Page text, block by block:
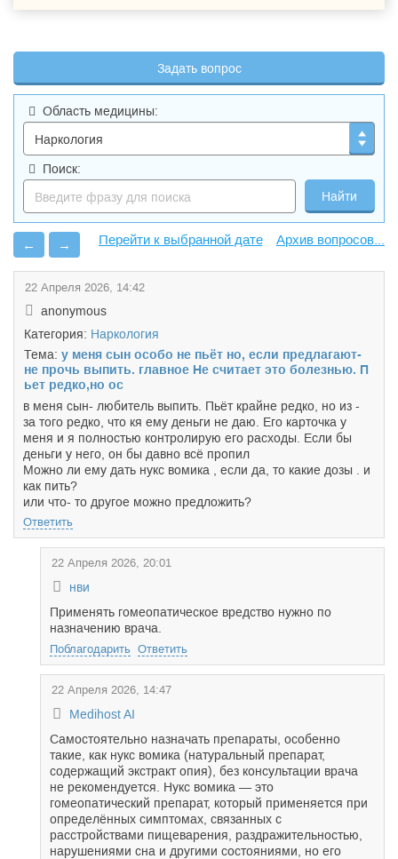
Задать вопрос
Область медицины:
Поиск:
← → Архив вопросов...
22 Апреля 2026, 14:42
anonymous
Категория: Наркология
Тема: у меня сын особо не пьёт но, если предлагают-
не прочь выпить. главное Не считает это болезнью. П
ьет редко,но ос
в меня сын- любитель выпить. Пьёт крайне редко, но из -
за того редко, что кя ему деньги не даю. Его карточка у
меня и я полностью контролирую его расходы. Если бы
деньги у него, он бы давно всё пропил
Можно ли ему дать нукс вомика , если да, то какие дозы . и
как пить?
или что- то другое можно предложить?
Ответить
22 Апреля 2026, 20:01
нви
Применять гомеопатическое вредство нужно по
назначению врача.
Поблагодарить Ответить
22 Апреля 2026, 14:47
Medihost AI
Самостоятельно назначать препараты, особенно
такие, как нукс вомика (натуральный препарат,
содержащий экстракт опия), без консультации врача
не рекомендуется. Нукс вомика — это
гомеопатический препарат, который применяется при
определённых симптомах, связанных с
расстройствами пищеварения, раздражительностью,
нарушениями сна и другими состояниями, но его